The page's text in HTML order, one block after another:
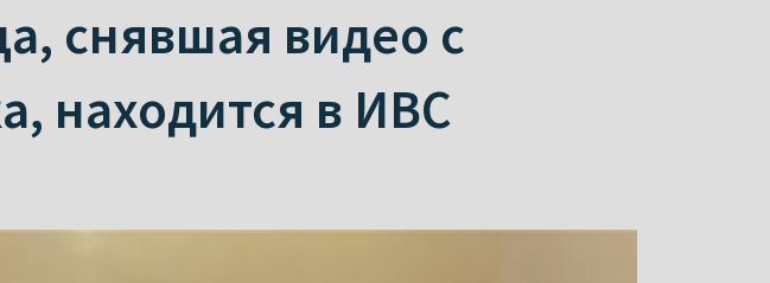
снявшая видео с
находится в ИВС